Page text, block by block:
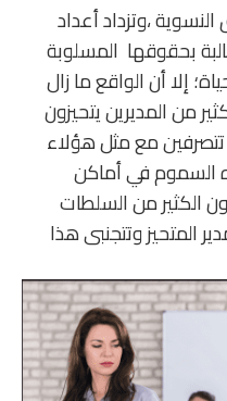
،وتزداد أعداد
بحقوقها المسلوبة
إلا أن الواقع ما زال
من المديرين يتحيزون
مع مثل هؤلاء
السموم في أماكن
الكثير من السلطات
المتحيز وتتجنبى هذا